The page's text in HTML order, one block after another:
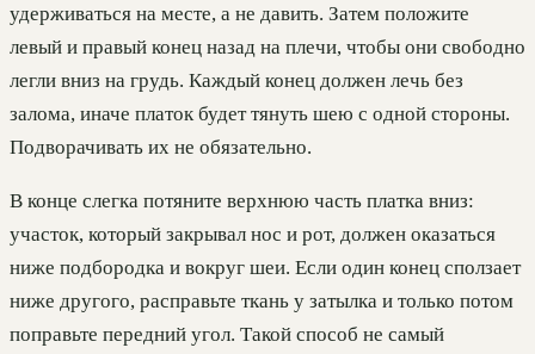
удерживаться на месте, а не давить. Затем положите
левый и правый конец назад на плечи, чтобы они свободно
легли вниз на грудь. Каждый конец должен лечь без
залома, иначе платок будет тянуть шею с одной стороны.
Подворачивать их не обязательно.
В конце слегка потяните верхнюю часть платка вниз:
участок, который закрывал нос и рот, должен оказаться
ниже подбородка и вокруг шеи. Если один конец сползает
ниже другого, расправьте ткань у затылка и только потом
поправьте передний угол. Такой способ не самый